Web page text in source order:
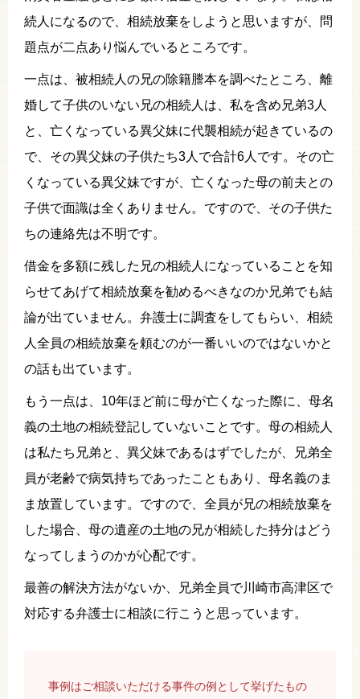
続人になるので、相続放棄をしようと思いますが、問
題点が二点あり悩んでいるところです。
一点は、被相続人の兄の除籍謄本を調べたところ、離
婚して子供のいない兄の相続人は、私を含め兄弟3人
と、亡くなっている異父妹に代襲相続が起きているの
で、その異父妹の子供たち3人で合計6人です。その亡
くなっている異父妹ですが、亡くなった母の前夫との
子供で面識は全くありません。ですので、その子供た
ちの連絡先は不明です。
借金を多額に残した兄の相続人になっていることを知
らせてあげて相続放棄を勧めるべきなのか兄弟でも結
論が出ていません。弁護士に調査をしてもらい、相続
人全員の相続放棄を頼むのが一番いいのではないかと
の話も出ています。
もう一点は、10年ほど前に母が亡くなった際に、母名
義の土地の相続登記していないことです。母の相続人
は私たち兄弟と、異父妹であるはずでしたが、兄弟全
員が老齢で病気持ちであったこともあり、母名義のま
ま放置しています。ですので、全員が兄の相続放棄を
した場合、母の遺産の土地の兄が相続した持分はどう
なってしまうのかが心配です。
最善の解決方法がないか、兄弟全員で川崎市高津区で
対応する弁護士に相談に行こうと思っています。
事例はご相談いただける事件の例として挙げたもの